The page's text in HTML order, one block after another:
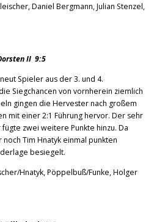
Daniel Bergmann, Julian Stenzel,
II 9:5
Spieler aus der 3. und 4.
Siegchancen von vornherein ziemlich
gingen die Hervester nach großem
mit einer 2:1 Führung hervor. Der sehr
zwei weitere Punkte hinzu. Da
Tim Hnatyk einmal punkten
besiegelt.
Hnatyk, Pöppelbuß/Funke, Holger